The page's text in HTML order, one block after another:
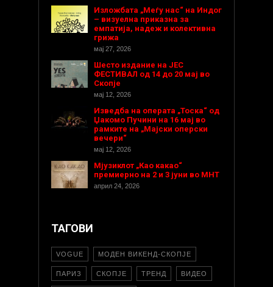
Изложбата „Меѓу нас“ на Индог
– визуелна приказна за
емпатија, надеж и колективна
грижа
мај 27, 2026
Шесто издание на ЈЕС
ФЕСТИВАЛ од 14 до 20 мај во
Скопје
мај 12, 2026
Изведба на операта „Тоска“ од
Џакомо Пучини на 16 мај во
рамките на „Мајски оперски
вечери“
мај 12, 2026
Мјузиклот „Као какао“
премиерно на 2 и 3 јуни во МНТ
април 24, 2026
ТАГОВИ
VOGUE МОДЕН ВИКЕНД-СКОПЈЕ
ПАРИЗ СКОПЈЕ ТРЕНД ВИДЕО